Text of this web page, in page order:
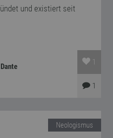
und existiert seit
1
1
Neologismus